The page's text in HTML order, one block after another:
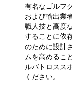
有名なゴルフ
および輸出業
職人技と高度
することに依
のために設計
ムを高めるこ
ルバトロスス
ください。